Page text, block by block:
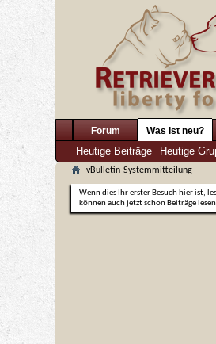
Forum Was ist neu?
Heutige Beiträge Heutige
vBulletin-Systemmitteilung
Wenn dies Ihr erster Besuch hier ist,
können auch jetzt schon Beiträge